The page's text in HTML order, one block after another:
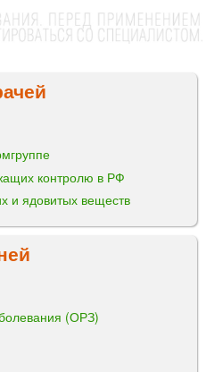
контролю в РФ
и ядовитых веществ
(ОРЗ)